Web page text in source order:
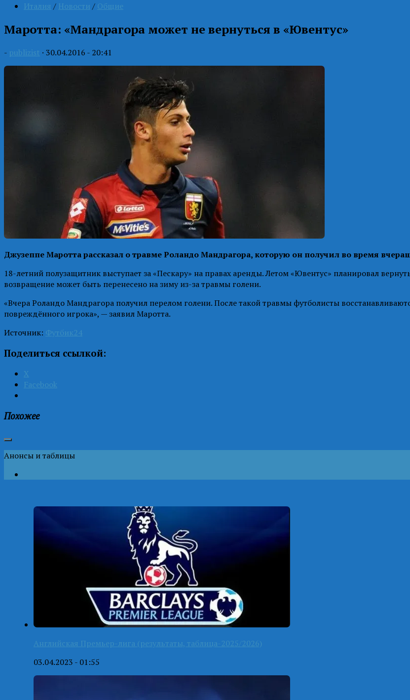
Италия / Новости / Общие
Маротта: «Мандрагора может не вернуться в «Ювентус»
- publizist · 30.04.2016 - 20:41
Джузеппе Маротта рассказал о травме Роландо Мандрагора, которую он получил во время
18-летний полузащитник выступает за «Пескару» на правах аренды. Летом «Ювентус» планировал
возвращение может быть перенесено на зиму из-за травмы голени.
«Вчера Роландо Мандрагора получил перелом голени. После такой травмы футболисты
повреждённого игрока», — заявил Маротта.
Источник: Футбик24
Поделиться ссылкой:
X
Facebook
Похожее
Анонсы и таблицы
Английская Премьер-лига (результаты, таблица-2025/2026)
03.04.2023 - 01:55